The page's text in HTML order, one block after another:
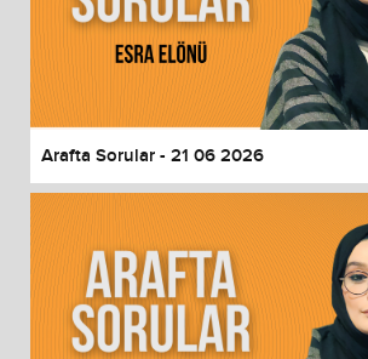
Arafta Sorular - 21 06 2026